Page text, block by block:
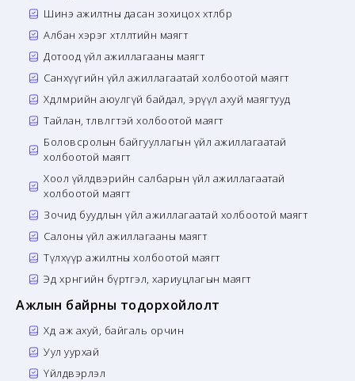
Шинэ ажилтны дасан зохицох хөтөлбөр
Албан хэрэг хөтлөлтийн маягт
Дотоод үйл ажиллагааны маягт
Санхүүгийн үйл ажиллагаатай холбоотой маягт
Хөдөлмөрийн аюулгүй байдал, эрүүл ахуй маягтууд
Тайлан, төлөвлөгөөтэй холбоотой маягт
Боловсролын байгууллагын үйл ажиллагаатай
холбоотой маягт
Хоол үйлдвэрийн салбарын үйл ажиллагаатай
холбоотой маягт
Зочид буудлын үйл ажиллагаатай холбоотой маягт
Салоны үйл ажиллагааны маягт
Түлхүүр ажилтны холбоотой маягт
Эд хөрөнгийн бүртгэл, хариуцлагын маягт
Ажлын байрны тодорхойлолт
Хөдөө аж ахуй, байгаль орчин
Уул уурхай
Үйлдвэрлэл